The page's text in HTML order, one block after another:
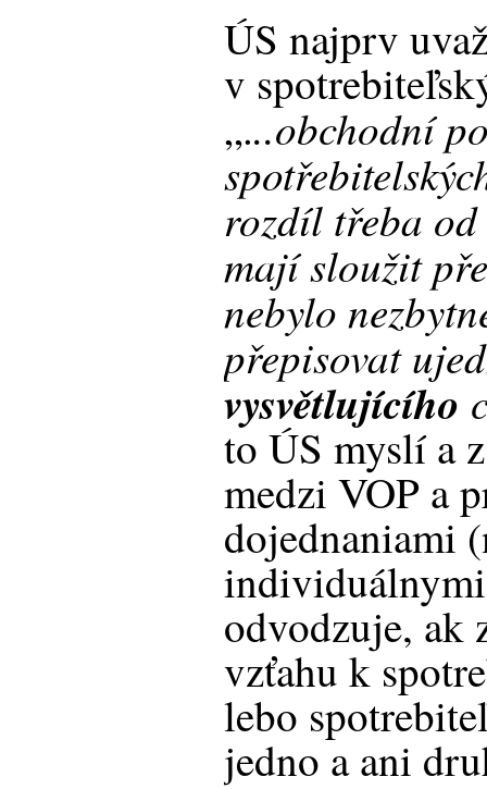
ÚS najprv
v
„...obchodní
rozdíl třeba
mají sloužit
nebylo
přepisovat
vysvětlujícího
to ÚS myslí a
medzi VOP a
dojednaniami
odvodzuje, ak
vzťahu k
lebo
jedno a ani